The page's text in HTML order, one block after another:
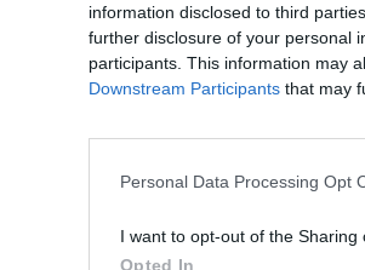
information disclosed to third
further disclosure of your personal
participants. This information may
Downstream Participants that may
Personal Data Processing Opt
I want to opt-out of the Sharing
Opted In